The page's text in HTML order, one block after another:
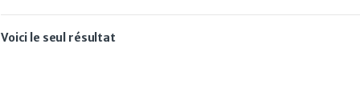
Voici le seul résultat